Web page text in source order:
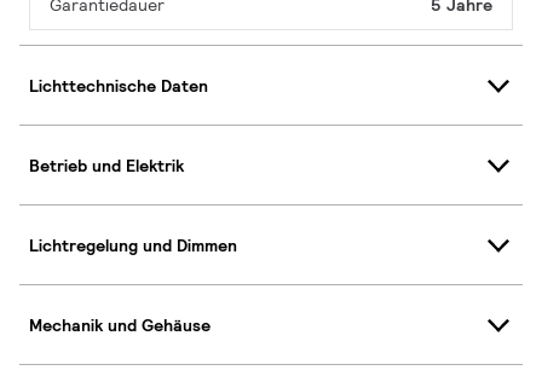
Garantiedauer 5 Jahre
Lichttechnische Daten
Betrieb und Elektrik
Lichtregelung und Dimmen
Mechanik und Gehäuse